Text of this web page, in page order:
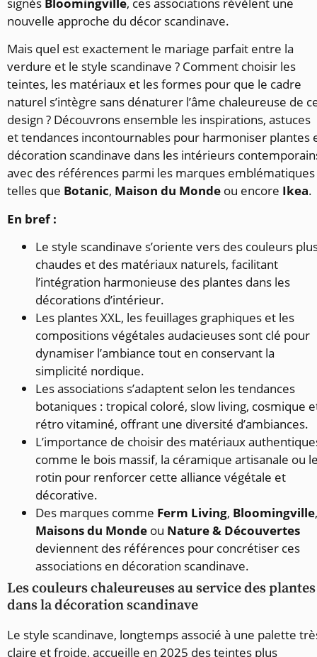
nouvelle approche du décor scandinave.
Mais quel est exactement le mariage parfait entre la
verdure et le style scandinave ? Comment choisir les
teintes, les matériaux et les formes pour que le cadre
naturel s’intègre sans dénaturer l’âme chaleureuse de
design ? Découvrons ensemble les inspirations, astuces
et tendances incontournables pour harmoniser plantes
décoration scandinave dans les intérieurs
avec des références parmi les marques emblématiques
telles que Botanic, Maison du Monde ou encore Ikea.
En bref :
Le style scandinave s’oriente vers des couleurs
chaudes et des matériaux naturels, facilitant
l’intégration harmonieuse des plantes dans les
décorations d’intérieur.
Les plantes XXL, les feuillages graphiques et les
compositions végétales audacieuses sont clé pour
dynamiser l’ambiance tout en conservant la
simplicité nordique.
Les associations s’adaptent selon les tendances
botaniques : tropical coloré, slow living, cosmique
rétro vitaminé, offrant une diversité d’ambiances.
L’importance de choisir des matériaux
comme le bois massif, la céramique artisanale ou
rotin pour renforcer cette alliance végétale et
décorative.
Des marques comme Ferm Living, Bloomingville,
Maisons du Monde ou Nature & Découvertes
deviennent des références pour concrétiser ces
associations en décoration scandinave.
Les couleurs chaleureuses au service des plantes
dans la décoration scandinave
Le style scandinave, longtemps associé à une palette
claire et froide, accueille en 2025 des teintes plus